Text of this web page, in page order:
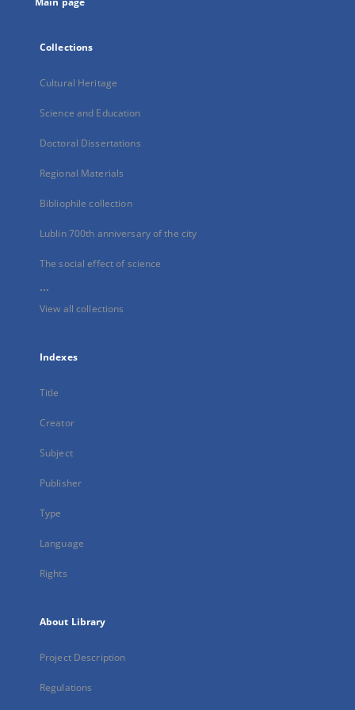
Collections
Cultural Heritage
Science and Education
Doctoral Dissertations
Regional Materials
Bibliophile collection
Lublin 700th anniversary of the city
The social effect of science
...
View all collections
Indexes
Title
Creator
Subject
Publisher
Type
Language
Rights
About Library
Project Description
Regulations